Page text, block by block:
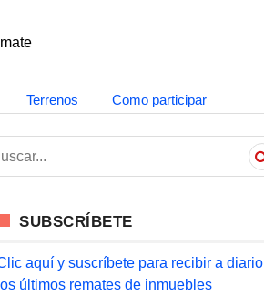
Terrenos Como participar
SUBSCRÍBETE
aquí y suscríbete para recibir a diario
los últimos remates de inmuebles